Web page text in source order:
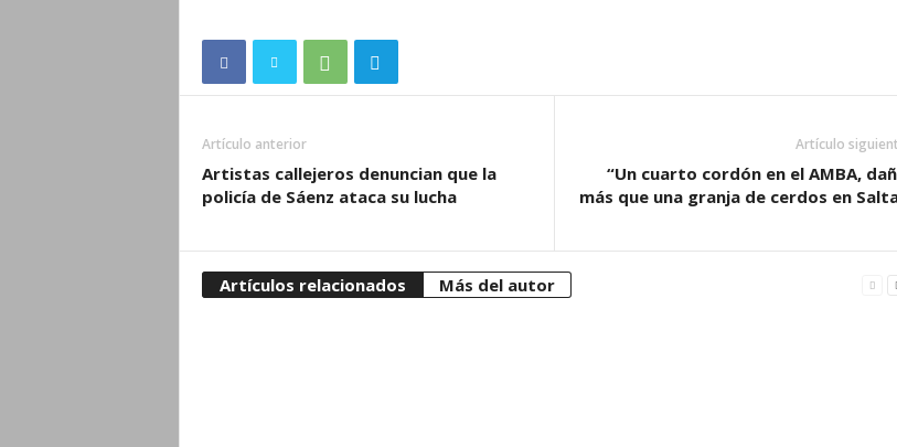
Artículo anterior
Artistas callejeros denuncian que la
policía de Sáenz ataca su lucha
Artículo
“Un cuarto cordón en el AMBA,
más que una granja de cerdos en
Artículos relacionados Más del autor